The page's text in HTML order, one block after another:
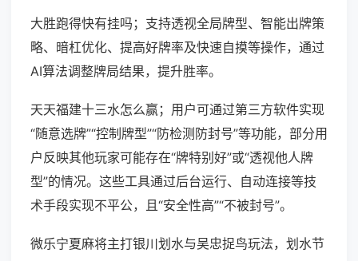
大胜跑得快有挂吗；支持透视全局牌型、智能出牌策
略、暗杠优化、提高好牌率及快速自摸等操作，通过
AI算法调整牌局结果，提升胜率。
天天福建十三水怎么赢；用户可通过第三方软件实现
“随意选牌”“控制牌型”“防检测防封号”等功能，部分用
户反映其他玩家可能存在“牌特别好”或“透视他人牌
型”的情况。这些工具通过后台运行、自动连接等技
术手段实现不平公，且“安全性高”“不被封号”。
微乐宁夏麻将主打银川划水与吴忠捉鸟玩法，划水节